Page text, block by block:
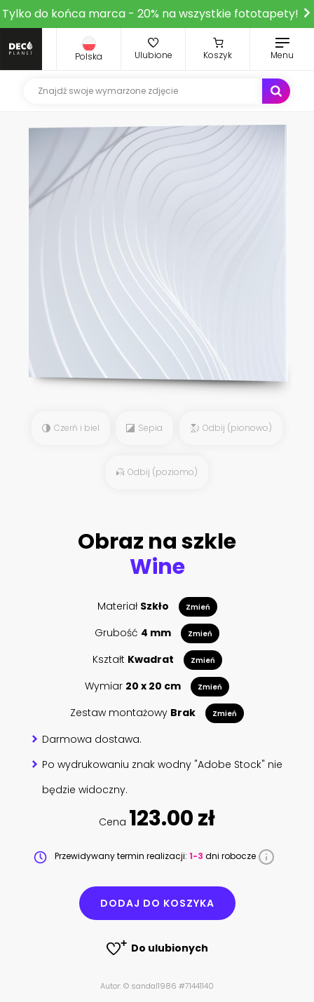
Tylko do końca marca - 20% na wszystkie fototapety!
Polska Ulubione Koszyk Menu
Czerń i biel Sepia Odbij (pionowo)
Odbij (poziomo)
Obraz na szkle
Wine
Materiał Szkło Zmień
Grubość 4 mm Zmień
Kształt Kwadrat Zmień
Wymiar 20 x 20 cm Zmień
Zestaw montażowy Brak Zmień
Darmowa dostawa.
Po wydrukowaniu znak wodny "Adobe Stock" nie
będzie widoczny.
Cena 123.00 zł
Przewidywany termin realizacji: 1-3 dni robocze
DODAJ DO KOSZYKA
Do ulubionych
Autor: © sandal1986 #71441140